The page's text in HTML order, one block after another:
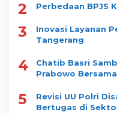
2 Perbedaan BPJS
3
Inovasi Layanan
Tangerang
4
Chatib Basri
Prabowo
5
Revisi UU Polri
Bertugas di